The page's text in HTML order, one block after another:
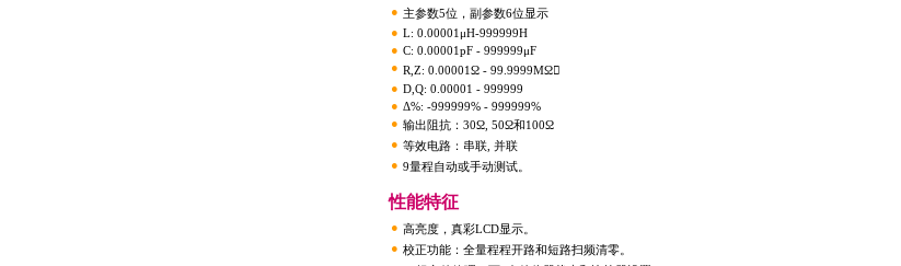
● 主参数5位，副参数6位显示
● L: 0.00001μH-999999H
● C: 0.00001pF - 999999μF
● R,Z: 0.00001Ω - 99.9999MΩ
● D,Q: 0.00001 - 999999
● Δ%: -999999% - 999999%
● 输出阻抗：30Ω, 50Ω和100Ω
● 等效电路：串联, 并联
● 9量程自动或手动测试。
性能特征
● 高亮度，真彩LCD显示。
● 校正功能：全量程程开路和短路扫频清零。